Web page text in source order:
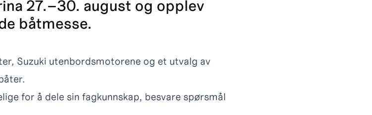
27.–30. august og opplev
båtmesse.
Suzuki utenbordsmotorene og et utvalg av
for å dele sin fagkunnskap, besvare spørsmål